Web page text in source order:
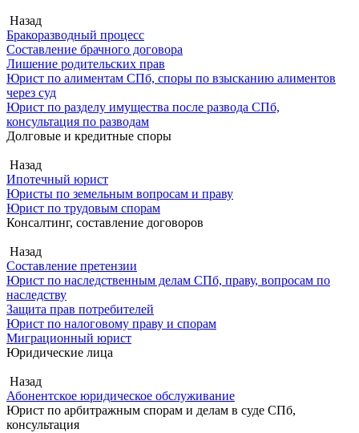
Назад
Бракоразводный процесс
Составление брачного договора
Лишение родительских прав
Юрист по алиментам СПб, споры по взысканию алиментов
через суд
Юрист по разделу имущества после развода СПб,
консультация по разводам
Долговые и кредитные споры
Назад
Ипотечный юрист
Юристы по земельным вопросам и праву
Юрист по трудовым спорам
Консалтинг, составление договоров
Назад
Составление претензии
Юрист по наследственным делам СПб, праву, вопросам по
наследству
Защита прав потребителей
Юрист по налоговому праву и спорам
Миграционный юрист
Юридические лица
Назад
Абонентское юридическое обслуживание
Юрист по арбитражным спорам и делам в суде СПб,
консультация